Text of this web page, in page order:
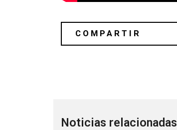
Noticias relacionadas